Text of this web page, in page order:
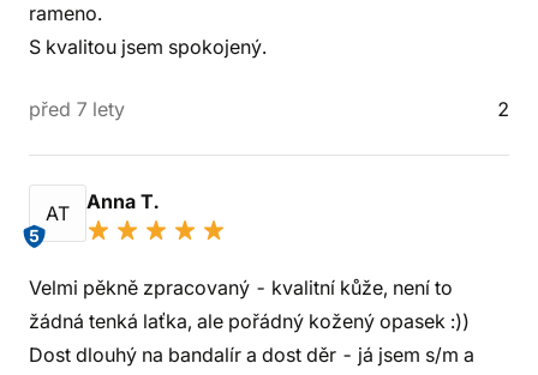
rameno.
S kvalitou jsem spokojený.
před 7 lety 2
AT
5
Anna T.
Velmi pěkně zpracovaný - kvalitní kůže, není to
žádná tenká laťka, ale pořádný kožený opasek :))
Dost dlouhý na bandalír a dost děr - já jsem s/m a